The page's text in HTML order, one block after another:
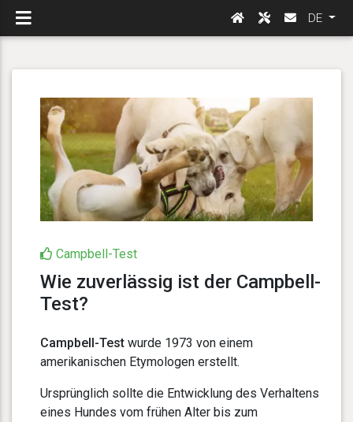
DE
Campbell-Test
Wie zuverlässig ist der Campbell-
Test?
Campbell-Test wurde 1973 von einem
amerikanischen Etymologen erstellt.
Ursprünglich sollte die Entwicklung des Verhaltens
eines Hundes vom frühen Alter bis zum